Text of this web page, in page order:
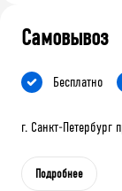
Самовывоз
Бесплатно
г. Санкт-
Подробнее